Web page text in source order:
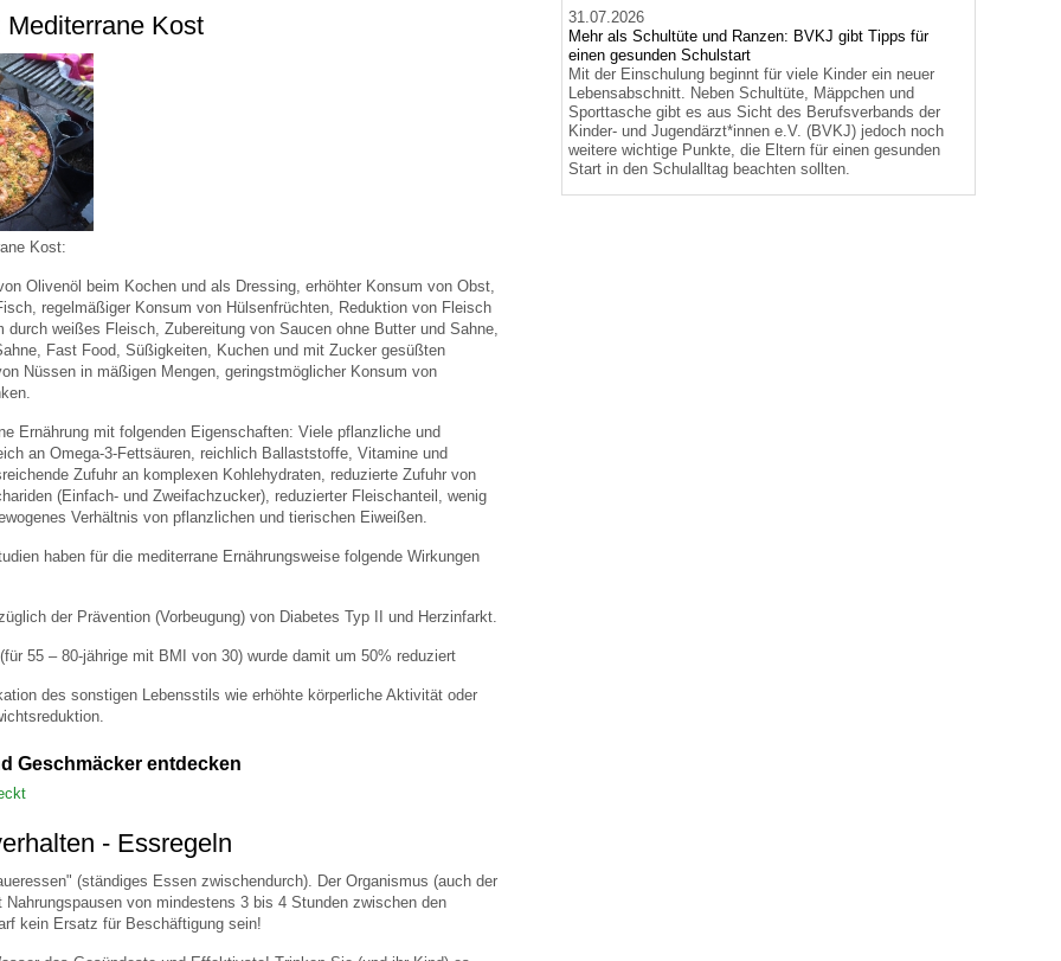
Mediterrane Kost
Kost:
Olivenöl beim Kochen und als Dressing, erhöhter Konsum von Obst,
regelmäßiger Konsum von Hülsenfrüchten, Reduktion von Fleisch
durch weißes Fleisch, Zubereitung von Saucen ohne Butter und Sahne,
Fast Food, Süßigkeiten, Kuchen und mit Zucker gesüßten
Nüssen in mäßigen Mengen, geringstmöglicher Konsum von
Ernährung mit folgenden Eigenschaften: Viele pflanzliche und
an Omega-3-Fettsäuren, reichlich Ballaststoffe, Vitamine und
Zufuhr an komplexen Kohlehydraten, reduzierte Zufuhr von
(Einfach- und Zweifachzucker), reduzierter Fleischanteil, wenig
Verhältnis von pflanzlichen und tierischen Eiweißen.
haben für die mediterrane Ernährungsweise folgende Wirkungen
der Prävention (Vorbeugung) von Diabetes Typ II und Herzinfarkt.
55 – 80-jährige mit BMI von 30) wurde damit um 50% reduziert
des sonstigen Lebensstils wie erhöhte körperliche Aktivität oder
Geschmäcker entdecken
- Essregeln
(ständiges Essen zwischendurch). Der Organismus (auch der
Nahrungspausen von mindestens 3 bis 4 Stunden zwischen den
kein Ersatz für Beschäftigung sein!
31.07.2026
Mehr als Schultüte und Ranzen: BVKJ gibt Tipps für
einen gesunden Schulstart
Mit der Einschulung beginnt für viele Kinder ein neuer
Lebensabschnitt. Neben Schultüte, Mäppchen und
Sporttasche gibt es aus Sicht des Berufsverbands der
Kinder- und Jugendärzt*innen e.V. (BVKJ) jedoch noch
weitere wichtige Punkte, die Eltern für einen gesunden
Start in den Schulalltag beachten sollten.